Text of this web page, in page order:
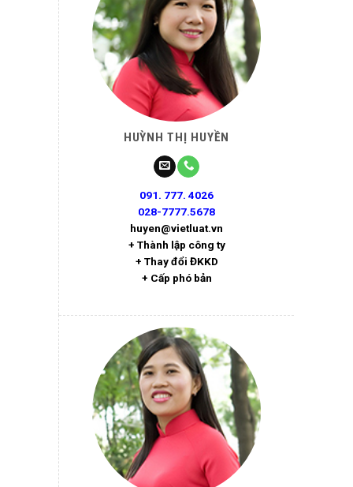
HUỲNH THỊ HUYỀN
091. 777. 4026
028-7777.5678
huyen@vietluat.vn
+ Thành lập công ty
+ Thay đổi ĐKKD
+ Cấp phó bản